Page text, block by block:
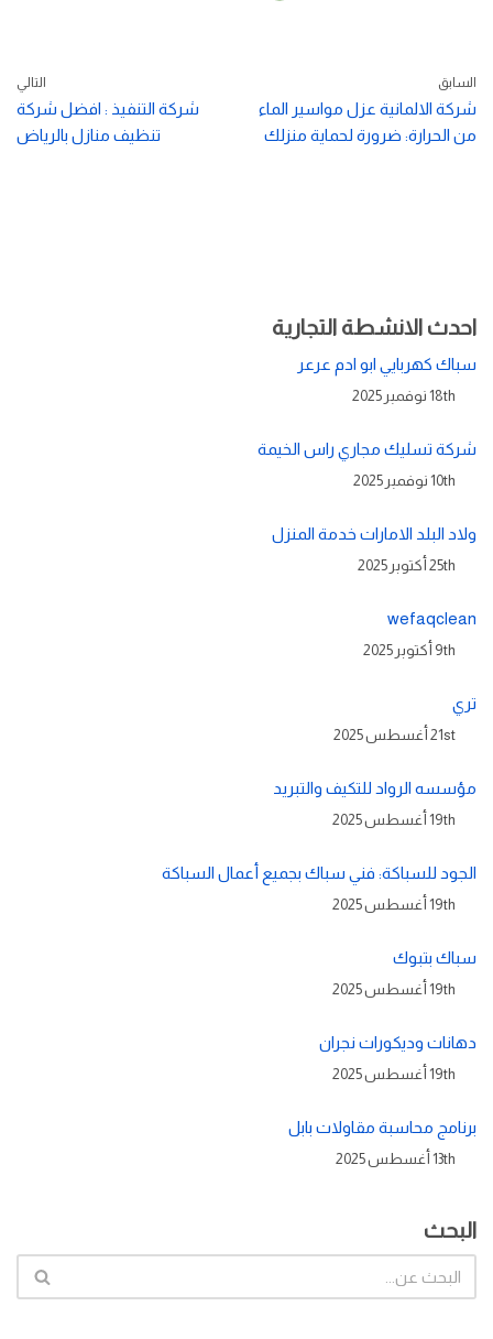
السابق
شركة الالمانية عزل مواسير الماء
من الحرارة: ضرورة لحماية منزلك
التالي
شركة التنفيذ : افضل شركة
تنظيف منازل بالرياض
احدث الانشطة التجارية
سباك كهربايي ابو ادم عرعر
18th نوفمبر 2025
شركة تسليك مجاري راس الخيمة
10th نوفمبر 2025
ولاد البلد الامارات خدمة المنزل
25th أكتوبر 2025
wefaqclean
9th أكتوبر 2025
تري
21st أغسطس 2025
مؤسسه الرواد للتكيف والتبريد
19th أغسطس 2025
الجود للسباكة: فني سباك بجميع أعمال السباكة
19th أغسطس 2025
سباك بتبوك
19th أغسطس 2025
دهانات وديكورات نجران
19th أغسطس 2025
برنامج محاسبة مقاولات بابل
13th أغسطس 2025
البحث